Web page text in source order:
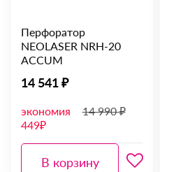
Перфоратор
NEOLASER NRH-20
ACCUM
14 541 ₽
экономия
449₽
14 990 ₽
В корзину